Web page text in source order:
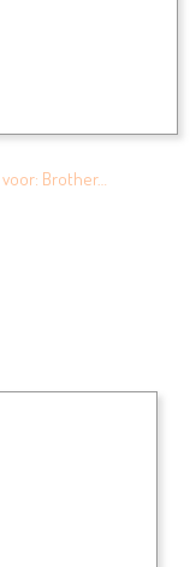
voor: Brother…